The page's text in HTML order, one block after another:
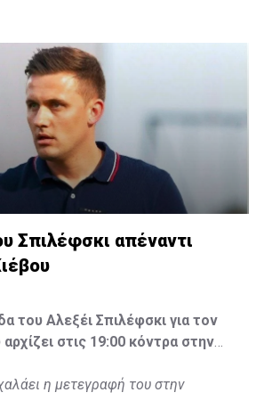
Σπιλέφσκι απέναντι
του Αλεξέι Σπιλέφσκι για τον
στις 19:00 κόντρα στην
η μετεγραφή του στην